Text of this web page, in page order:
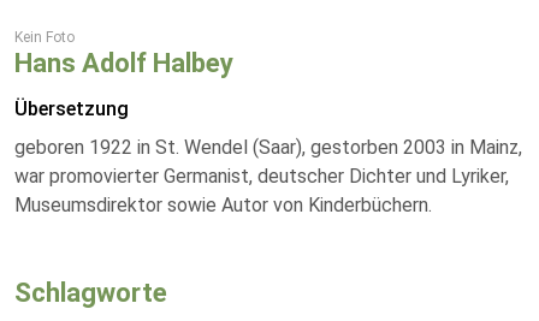
Kein Foto
Hans Adolf Halbey
Übersetzung
geboren 1922 in St. Wendel (Saar), gestorben 2003 in Mainz,
war promovierter Germanist, deutscher Dichter und Lyriker,
Museumsdirektor sowie Autor von Kinderbüchern.
Schlagworte